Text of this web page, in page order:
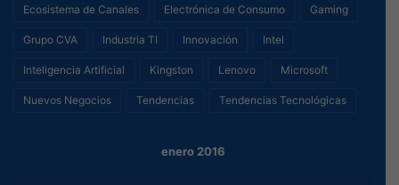
Ecosistema de Canales Electrónica de Consumo Gaming
Grupo CVA Industria TI Innovación Intel
Inteligencia Artificial Kingston Lenovo Microsoft
Nuevos Negocios Tendencias Tendencias Tecnológicas
enero 2016